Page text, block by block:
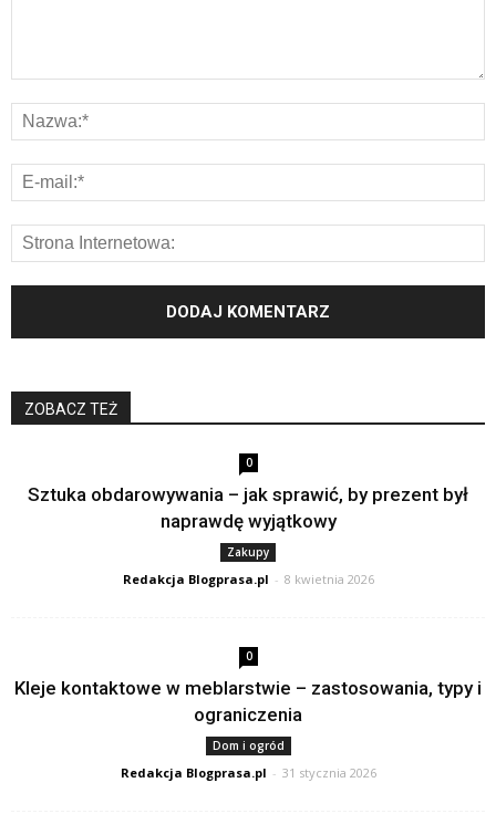
ZOBACZ TEŻ
0
Sztuka obdarowywania – jak sprawić, by prezent był
naprawdę wyjątkowy
Zakupy
Redakcja Blogprasa.pl - 8 kwietnia 2026
0
Kleje kontaktowe w meblarstwie – zastosowania, typy i
ograniczenia
Dom i ogród
Redakcja Blogprasa.pl - 31 stycznia 2026